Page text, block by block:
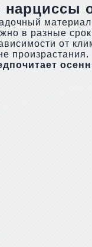
нарциссы
в разные
от
произрастания.